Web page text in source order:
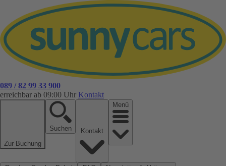
089 / 82 99 33 900
erreichbar ab 09:00 Uhr Kontakt
Zur Buchung
Suchen
Menü